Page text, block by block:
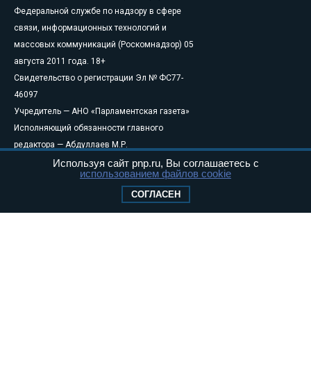
Федеральной службе по надзору в сфере
связи, информационных технологий и
массовых коммуникаций (Роскомнадзор) 05
августа 2011 года. 18+
Свидетельство о регистрации Эл № ФС77-
46097
Учредитель — АНО «Парламентская газета»
Исполняющий обязанности главного
редактора — Абдуллаев М.Р.
Тел.: +7 (495) 637–69–79 E-mail:pg@pnp.ru
Федерального Собрания РФ. Издается с 1997 года. Учредители
Используя сайт pnp.ru, Вы соглашаетесь с
использованием файлов cookie
СОГЛАСЕН